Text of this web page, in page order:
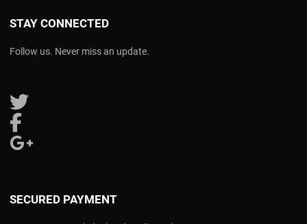
STAY CONNECTED
Follow us. Never miss an update.
Follow us on Twitter
SECURED PAYMENT